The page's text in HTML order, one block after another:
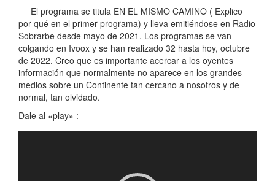
El programa se titula EN EL MISMO CAMINO ( Explico
por qué en el primer programa) y lleva emitiéndose en Radio
Sobrarbe desde mayo de 2021. Los programas se van
colgando en Ivoox y se han realizado 32 hasta hoy, octubre
de 2022. Creo que es importante acercar a los oyentes
información que normalmente no aparece en los grandes
medios sobre un Continente tan cercano a nosotros y de
normal, tan olvidado.
Dale al «play» :